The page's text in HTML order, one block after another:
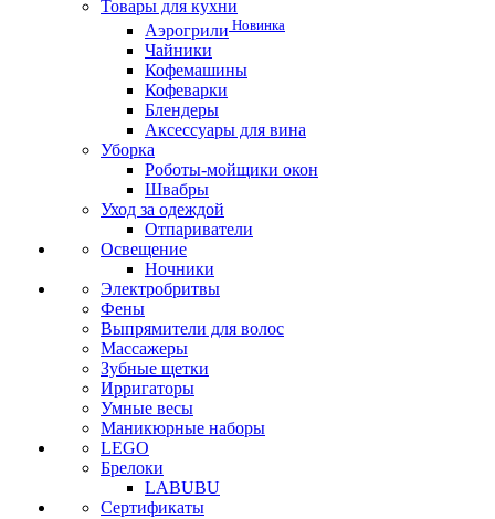
Товары для кухни
Аэрогрили Новинка
Чайники
Кофемашины
Кофеварки
Блендеры
Аксессуары для вина
Уборка
Роботы-мойщики окон
Швабры
Уход за одеждой
Отпариватели
Освещение
Ночники
Электробритвы
Фены
Выпрямители для волос
Массажеры
Зубные щетки
Ирригаторы
Умные весы
Маникюрные наборы
LEGO
Брелоки
LABUBU
Сертификаты